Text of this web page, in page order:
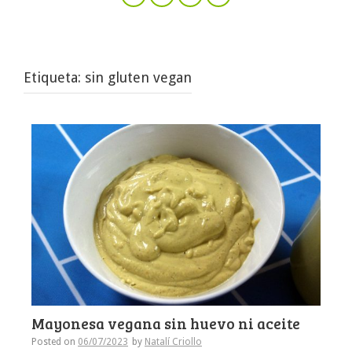
Etiqueta: sin gluten vegan
Mayonesa vegana sin huevo ni aceite
Posted on 06/07/2023 by Natalí Criollo